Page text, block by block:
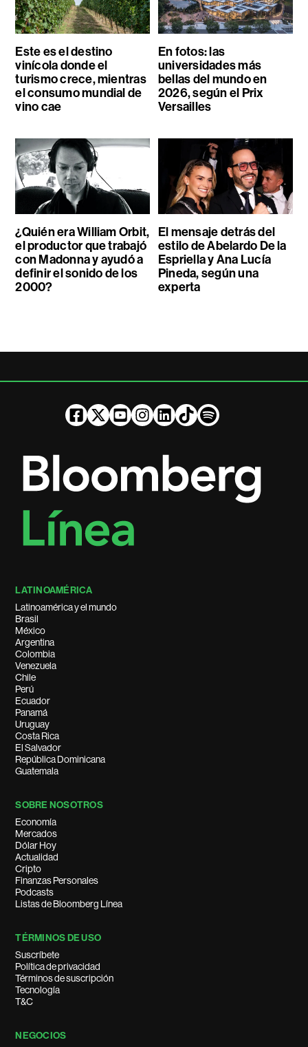
Este es el destino
vinícola donde el
turismo crece, mientras
el consumo mundial de
vino cae
En fotos: las
universidades más
bellas del mundo en
2026, según el Prix
Versailles
¿Quién era William Orbit,
el productor que trabajó
con Madonna y ayudó a
definir el sonido de los
2000?
El mensaje detrás del
estilo de Abelardo De la
Espriella y Ana Lucía
Pineda, según una
experta
LATINOAMÉRICA
Latinoamérica y el mundo
Brasil
México
Argentina
Colombia
Venezuela
Chile
Perú
Ecuador
Panamá
Uruguay
Costa Rica
El Salvador
República Dominicana
Guatemala
SOBRE NOSOTROS
Economía
Mercados
Dólar Hoy
Actualidad
Cripto
Finanzas Personales
Podcasts
Listas de Bloomberg Línea
TÉRMINOS DE USO
Suscríbete
Política de privacidad
Términos de suscripción
Tecnología
T&C
NEGOCIOS